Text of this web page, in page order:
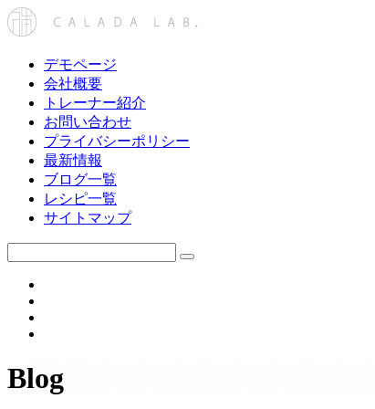
デモページ
会社概要
トレーナー紹介
お問い合わせ
プライバシーポリシー
最新情報
ブログ一覧
レシピ一覧
サイトマップ
Blog